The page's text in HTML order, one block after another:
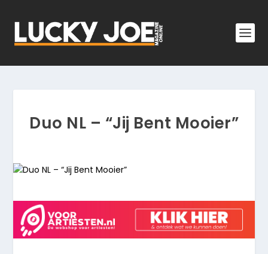
Duo NL – “Jij Bent Mooier”